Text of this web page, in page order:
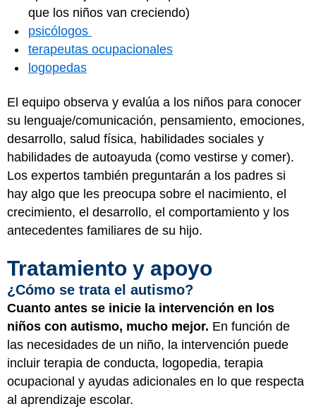
que los niños van creciendo)
psicólogos
terapeutas ocupacionales
logopedas
El equipo observa y evalúa a los niños para conocer
su lenguaje/comunicación, pensamiento, emociones,
desarrollo, salud física, habilidades sociales y
habilidades de autoayuda (como vestirse y comer).
Los expertos también preguntarán a los padres si
hay algo que les preocupa sobre el nacimiento, el
crecimiento, el desarrollo, el comportamiento y los
antecedentes familiares de su hijo.
Tratamiento y apoyo
¿Cómo se trata el autismo?
Cuanto antes se inicie la intervención en los
niños con autismo, mucho mejor. En función de
las necesidades de un niño, la intervención puede
incluir terapia de conducta, logopedia, terapia
ocupacional y ayudas adicionales en lo que respecta
al aprendizaje escolar.